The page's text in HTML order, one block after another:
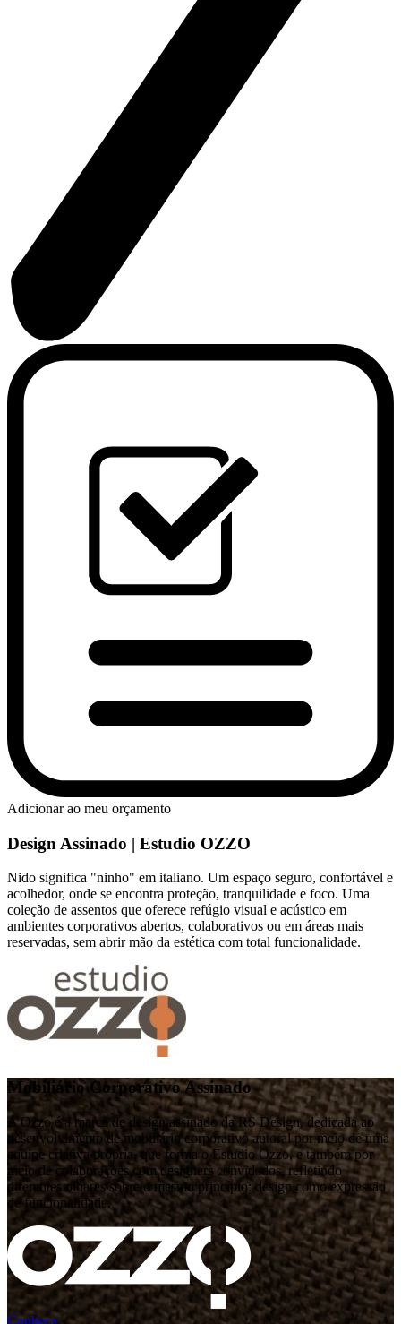
Adicionar ao meu orçamento
Design Assinado | Estudio OZZO
Nido significa "ninho" em italiano. Um espaço seguro, confortável e
acolhedor, onde se encontra proteção, tranquilidade e foco. Uma
coleção de assentos que oferece refúgio visual e acústico em
ambientes corporativos abertos, colaborativos ou em áreas mais
reservadas, sem abrir mão da estética com total funcionalidade.
Mobiliário Corporativo Assinado
A Ozzo é a marca de design assinado da RS Design, dedicada ao
desenvolvimento de mobiliário corporativo autoral por meio de uma
equipe criativa própria, que forma o Estudio Ozzo, e também por
meio de colaborações com designers convidados, refletindo
diferentes olhares sobre o mesmo princípio: design como expressão
de funcionalidade.
Conheça